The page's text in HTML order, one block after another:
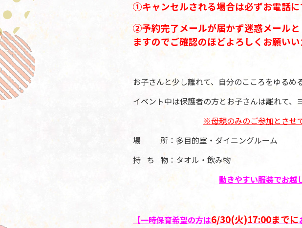
①キャンセルされる場合は必ずお電話に
②予約完了メールが届かず迷惑メール
ますのでご確認のほどよろしくお願いい
お子さんと少し離れて、自分のこころをゆるめ
イベント中は保護者の方とお子さんは離れて、
※母親のみのご参加とさせ
場 所：多目的室・ダイニングルーム
持 ち 物：タオル・飲み物
動きやすい服装でお越
【一時保育希望の方は6/30(火)17:00までに